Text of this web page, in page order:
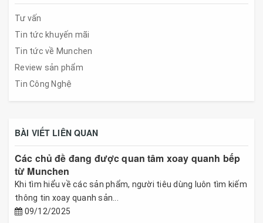
Tư vấn
Tin tức khuyến mãi
Tin tức về Munchen
Review sản phẩm
Tin Công Nghệ
BÀI VIẾT LIÊN QUAN
Các chủ đề đang được quan tâm xoay quanh bếp
từ Munchen
Khi tìm hiểu về các sản phẩm, người tiêu dùng luôn tìm kiếm
thông tin xoay quanh sản...
09/12/2025